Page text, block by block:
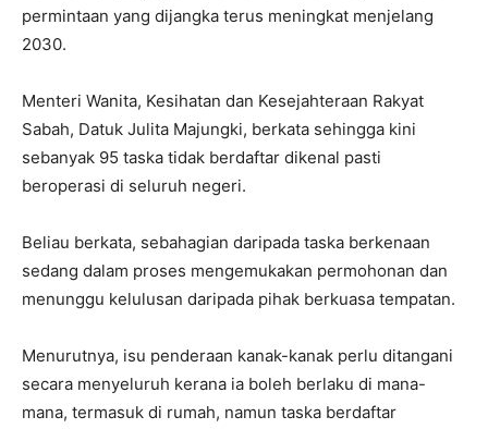
permintaan yang dijangka terus meningkat menjelang
2030.
Menteri Wanita, Kesihatan dan Kesejahteraan Rakyat
Sabah, Datuk Julita Majungki, berkata sehingga kini
sebanyak 95 taska tidak berdaftar dikenal pasti
beroperasi di seluruh negeri.
Beliau berkata, sebahagian daripada taska berkenaan
sedang dalam proses mengemukakan permohonan dan
menunggu kelulusan daripada pihak berkuasa tempatan.
Menurutnya, isu penderaan kanak-kanak perlu ditangani
secara menyeluruh kerana ia boleh berlaku di mana-
mana, termasuk di rumah, namun taska berdaftar